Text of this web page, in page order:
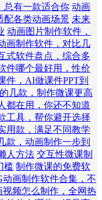
总有一款适合你 动画
配各类动画场景 未来
动画图片制作软件，
画制作软件，对比几
式软件盘点，综合多
件哪个最好用，性价
件，AI做课件PPT到
几款，制作微课更高
都在用，你还不知道
工具，帮你避开选择
用款，满足不同教学
款，动画制作一步到
人方法 交互性微课制
槛 制作微课的免费软
动画制作软件合集，不
视频怎么制作，全网热